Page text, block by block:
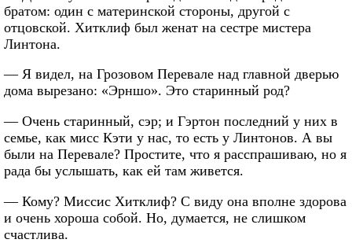
братом: один с материнской стороны, другой с
отцовской. Хитклиф был женат на сестре мистера
Линтона.
— Я видел, на Грозовом Перевале над главной дверью
дома вырезано: «Эрншо». Это старинный род?
— Очень старинный, сэр; и Гэртон последний у них в
семье, как мисс Кэти у нас, то есть у Линтонов. А вы
были на Перевале? Простите, что я расспрашиваю, но я
рада бы услышать, как ей там живется.
— Кому? Миссис Хитклиф? С виду она вполне здорова
и очень хороша собой. Но, думается, не слишком
счастлива.